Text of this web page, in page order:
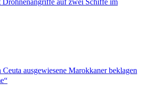
Ceuta ausgewiesene Marokkaner beklagen